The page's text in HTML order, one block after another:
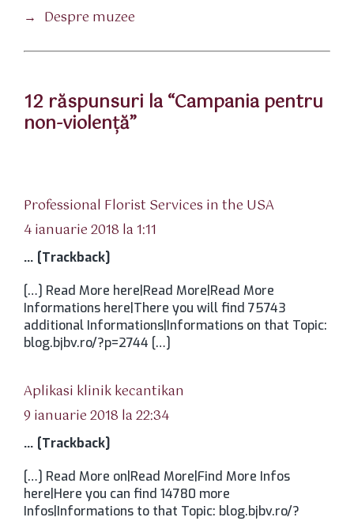
→ Despre muzee
12 răspunsuri la “Campania pentru
non-violenţă”
Professional Florist Services in the USA
4 ianuarie 2018 la 1:11
… [Trackback]
[…] Read More here|Read More|Read More
Informations here|There you will find 75743
additional Informations|Informations on that Topic:
blog.bjbv.ro/?p=2744 […]
Aplikasi klinik kecantikan
9 ianuarie 2018 la 22:34
… [Trackback]
[…] Read More on|Read More|Find More Infos
here|Here you can find 14780 more
Infos|Informations to that Topic: blog.bjbv.ro/?